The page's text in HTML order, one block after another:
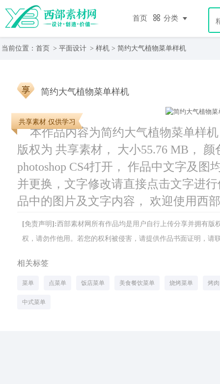
首页 分类
当前位置： 首页 > 平面设计 > 样机 > 简约大气植物菜单样机
简约大气植物菜单样机
共享素材 仅供学习
本作品内容为简约大气植物菜单样
版权为 共享素材， 大小55.76 MB，
photoshop CS4打开， 作品中文字及
并更换，文字修改请直接点击文字进
品中的图片及文字内容， 欢迎使用西
[免责声明]:西部素材网所有作品均是用户自行上传分享并拥有
权，请勿作他用。若您的权利被侵害，请提供作品书面证明，请
相关标签
菜单 点菜单 饭店菜单 美食餐饮菜单 烧烤菜单 烤
中式菜单